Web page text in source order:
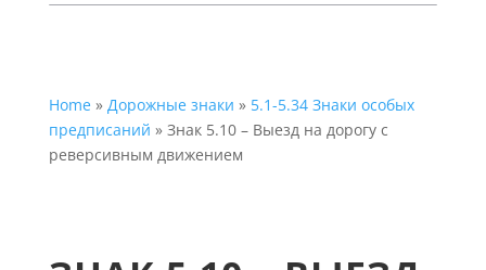
Home» Дорожные знаки » 5.1-5.34 Знаки особых
предписаний » Знак 5.10 – Выезд на дорогу с
реверсивным движением